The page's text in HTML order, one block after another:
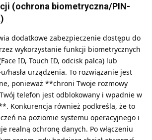
(ochrona biometryczna/PIN-
dodatkowe zabezpieczenie dostępu do
wykorzystanie funkcji biometrycznych
ID, Touch ID, odcisk palca) lub
hasła urządzenia. To rozwiązanie jest
ponieważ **chroni Twoje rozmowy
telefon jest odblokowany i wpadnie w
Konkurencja również podkreśla, że to
na poziomie systemu operacyjnego i
realną ochronę danych. Po włączeniu